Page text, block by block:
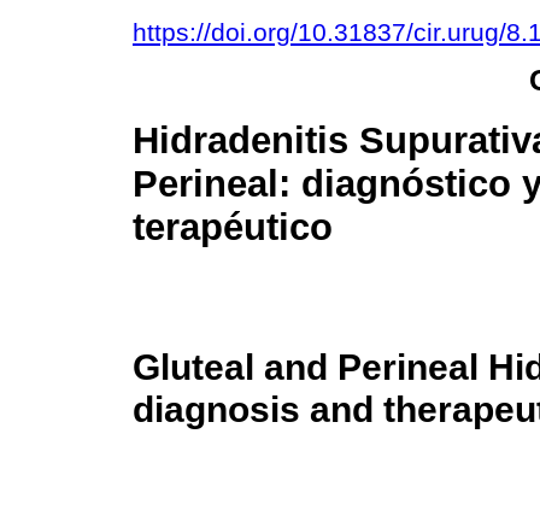
https://doi.org/10.31837/cir.urug/
Hidradenitis
Perineal: diagnóstico
terapéutico
Gluteal and Perineal
diagnosis and